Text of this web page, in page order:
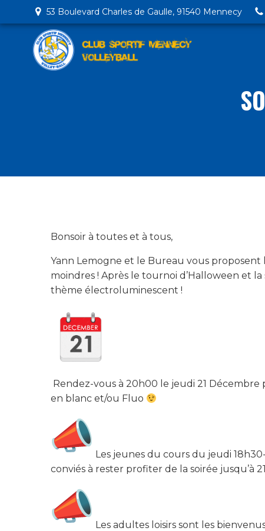
53 Boulevard Charles de Gaulle, 91540 Mennecy
Bonsoir à toutes et à tous,
Yann Lemogne et le Bureau vous
moindres ! Après le tournoi d’Halloween et
thème électroluminescent !
Rendez-vous à 20h00 le jeudi 21
en blanc et/ou Fluo
Les jeunes du cours du jeudi
conviés à rester profiter de la soirée jusqu’à
Les adultes loisirs sont les